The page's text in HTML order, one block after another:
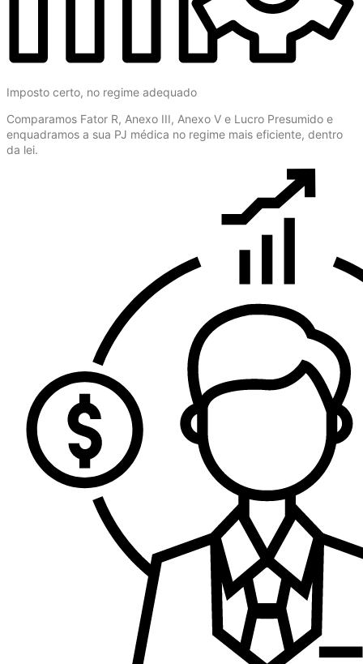
Imposto certo, no regime adequado
Comparamos Fator R, Anexo III, Anexo V e Lucro Presumido e
enquadramos a sua PJ médica no regime mais eficiente, dentro
da lei.